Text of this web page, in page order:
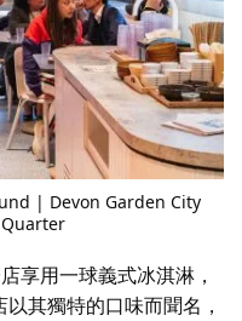
| Devon Garden City
享用一球義式冰淇淋，
其獨特的口味而聞名，